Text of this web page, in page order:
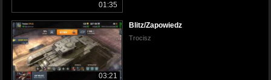
01:35
03:21
Blitz/Zapowiedz
Trocisz